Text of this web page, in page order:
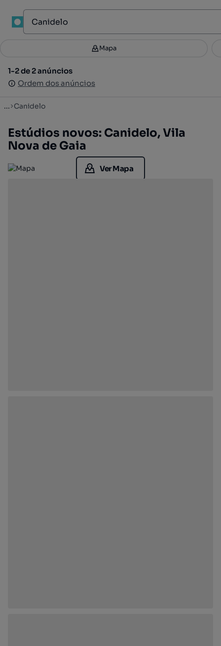
Filtros 3
1-2 de 2 anúncios
Ordem dos anúncios
Mapa
1-2 de 2 anúncios
Ordem dos anúncios
... Canidelo
Estúdios novos: Canidelo, Vila
Nova de Gaia
Ver Mapa